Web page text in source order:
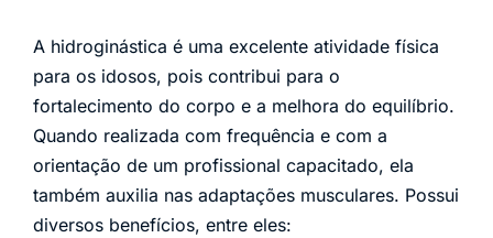
A hidroginástica é uma excelente atividade física
para os idosos, pois contribui para o
fortalecimento do corpo e a melhora do equilíbrio.
Quando realizada com frequência e com a
orientação de um profissional capacitado, ela
também auxilia nas adaptações musculares. Possui
diversos benefícios, entre eles: